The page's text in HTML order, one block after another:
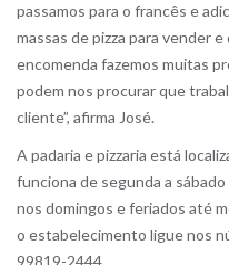
passamos para o francês e
massas de pizza para vender
encomenda fazemos muitas
podem nos procurar que
cliente”, afirma José.
A padaria e pizzaria está
funciona de segunda a
nos domingos e feriados até
o estabelecimento ligue nos
99819-2444.